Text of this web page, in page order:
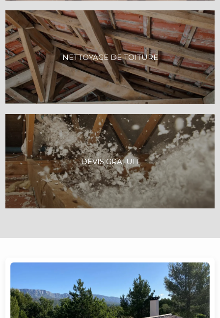
NETTOYAGE DE TOITURE
DEVIS GRATUIT